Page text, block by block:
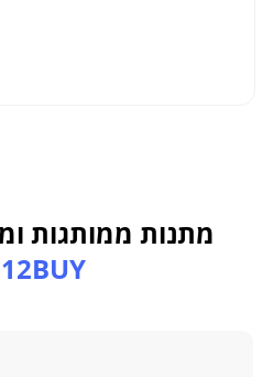
מתנות ממותגות
12BUY />